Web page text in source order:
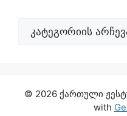
© 2026 ქართული
with